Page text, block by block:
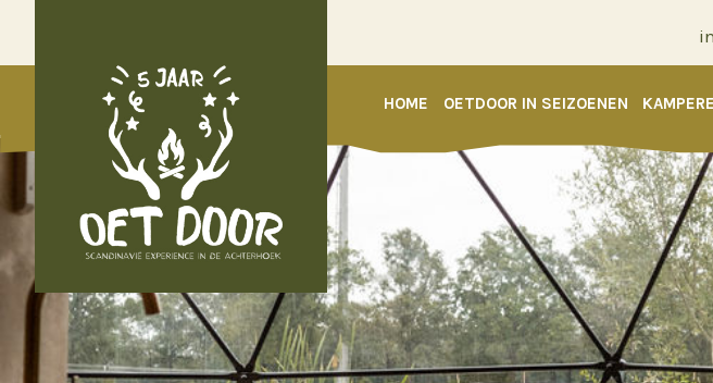
HOME OETDOOR IN SEIZOENEN